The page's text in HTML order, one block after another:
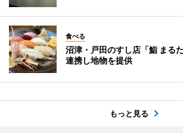
食べる
沼津・戸田のすし店「鮨 まる
連携し地物を提供
もっと見る